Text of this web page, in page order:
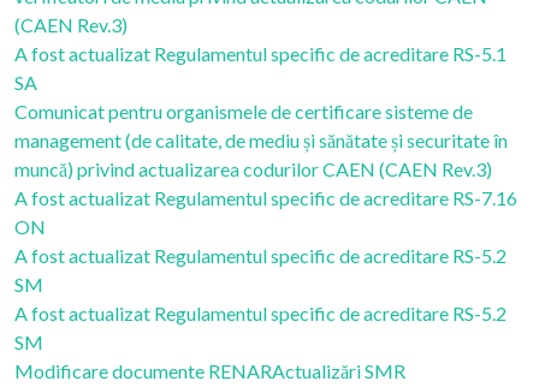
(CAEN Rev.3)
A fost actualizat Regulamentul specific de acreditare RS-5.1
SA
Comunicat pentru organismele de certificare sisteme de
management (de calitate, de mediu și sănătate și securitate în
muncă) privind actualizarea codurilor CAEN (CAEN Rev.3)
A fost actualizat Regulamentul specific de acreditare RS-7.16
ON
A fost actualizat Regulamentul specific de acreditare RS-5.2
SM
A fost actualizat Regulamentul specific de acreditare RS-5.2
SM
Modificare documente RENARActualizări SMR